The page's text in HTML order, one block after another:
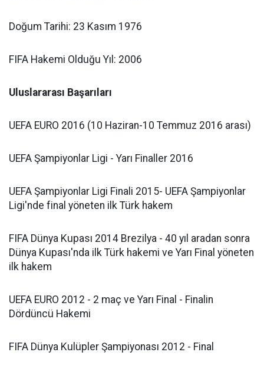
Doğum Tarihi: 23 Kasım 1976
FIFA Hakemi Olduğu Yıl: 2006
Uluslararası Başarıları
UEFA EURO 2016 (10 Haziran-10 Temmuz 2016 arası)
UEFA Şampiyonlar Ligi - Yarı Finaller 2016
UEFA Şampiyonlar Ligi Finali 2015- UEFA Şampiyonlar
Ligi'nde final yöneten ilk Türk hakem
FIFA Dünya Kupası 2014 Brezilya - 40 yıl aradan sonra
Dünya Kupası'nda ilk Türk hakemi ve Yarı Final yöneten
ilk hakem
UEFA EURO 2012 - 2 maç ve Yarı Final - Finalin
Dördüncü Hakemi
FIFA Dünya Kulüpler Şampiyonası 2012 - Final